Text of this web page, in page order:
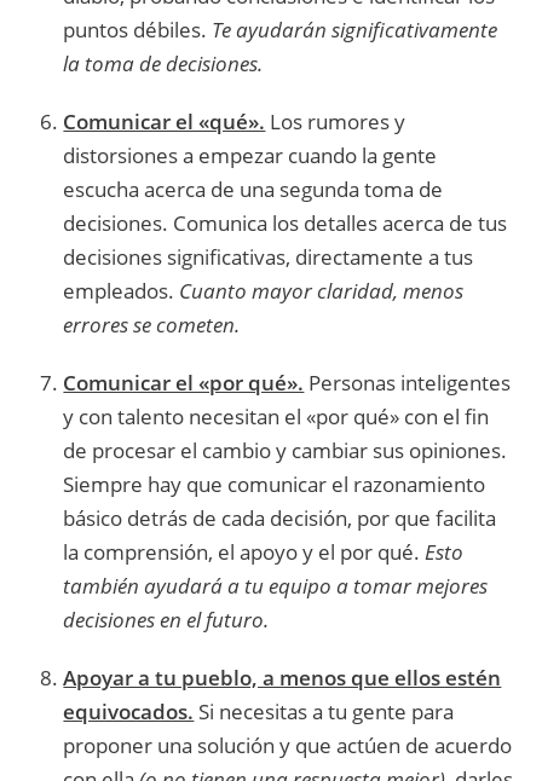
puntos débiles. Te ayudarán significativamente
la toma de decisiones.
Comunicar el «qué». Los rumores y
distorsiones a empezar cuando la gente
escucha acerca de una segunda toma de
decisiones. Comunica los detalles acerca de tus
decisiones significativas, directamente a tus
empleados. Cuanto mayor claridad, menos
errores se cometen.
Comunicar el «por qué». Personas inteligentes
y con talento necesitan el «por qué» con el fin
de procesar el cambio y cambiar sus opiniones.
Siempre hay que comunicar el razonamiento
básico detrás de cada decisión, por que facilita
la comprensión, el apoyo y el por qué. Esto
también ayudará a tu equipo a tomar mejores
decisiones en el futuro.
Apoyar a tu pueblo, a menos que ellos estén
equivocados. Si necesitas a tu gente para
proponer una solución y que actúen de acuerdo